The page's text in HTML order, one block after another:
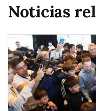
Noticias